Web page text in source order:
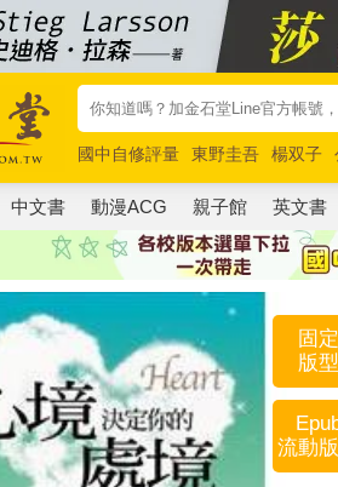
國中自修評量 東野圭吾 楊双子
唯紅花綻放
奧德賽 路邊攤新作
中文書 動漫ACG 親子館 英文書
固定
版型
流動